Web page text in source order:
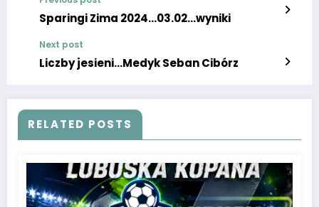
Sparingi Zima 2024…03.02…wyniki
Next post
Liczby jesieni…Medyk Seban Cibórz
RELATED POSTS